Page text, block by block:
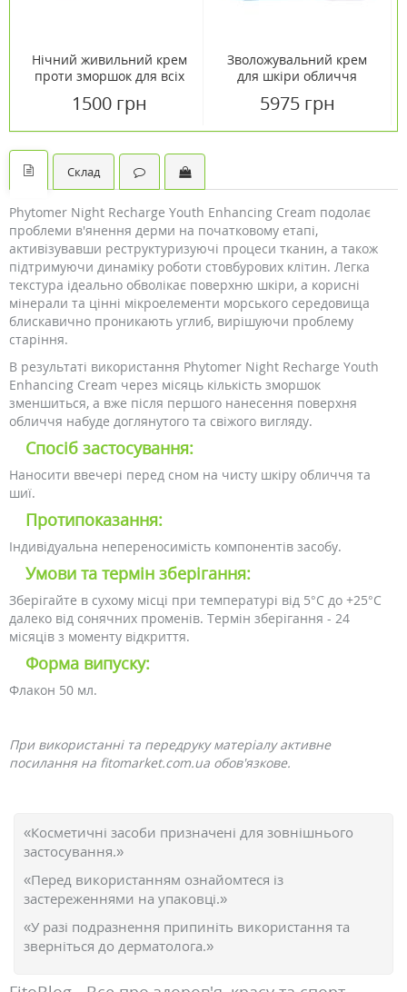
Нічний живильний крем
проти зморшок для всіх
мл
1500 грн
Зволожувальний крем
для шкіри обличчя
5975 грн
Склад
Phytomer Night Recharge Youth Enhancing Cream подолає
проблеми в'янення дерми на початковому етапі,
активізувавши реструктуризуючі процеси тканин, а також
підтримуючи динаміку роботи стовбурових клітин. Легка
текстура ідеально обволікає поверхню шкіри, а корисні
мінерали та цінні мікроелементи морського середовища
блискавично проникають углиб, вирішуючи проблему
старіння.
В результаті використання Phytomer Night Recharge Youth
Enhancing Cream через місяць кількість зморшок
зменшиться, а вже після першого нанесення поверхня
обличчя набуде доглянутого та свіжого вигляду.
Спосіб застосування:
Наносити ввечері перед сном на чисту шкіру обличчя та
шиї.
Протипоказання:
Індивідуальна непереносимість компонентів засобу.
Умови та термін зберігання:
Зберігайте в сухому місці при температурі від 5°C до +25°C
далеко від сонячних променів. Термін зберігання - 24
місяців з моменту відкриття.
Форма випуску:
Флакон 50 мл.
При використанні та передруку матеріалу активне
посилання на fitomarket.com.ua обов'язкове.
«Косметичні засоби призначені для зовнішнього
застосування.»
«Перед використанням ознайомтеся із
застереженнями на упаковці.»
«У разі подразнення припиніть використання та
зверніться до дерматолога.»